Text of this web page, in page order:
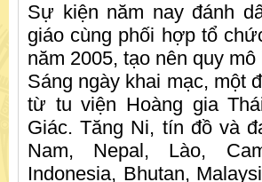
Sự kiện năm nay đánh
giáo cùng phối hợp tổ
năm 2005, tạo nên quy
Sáng ngày khai mạc, một
từ tu viện Hoàng gia
Giác. Tăng Ni, tín đồ và
Nam, Nepal, Lào,
Indonesia, Bhutan,